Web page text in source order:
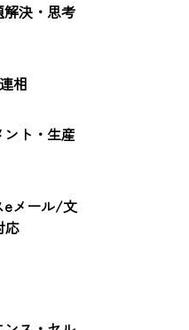
解決・思考
相
ト・生産
eメール/文
応